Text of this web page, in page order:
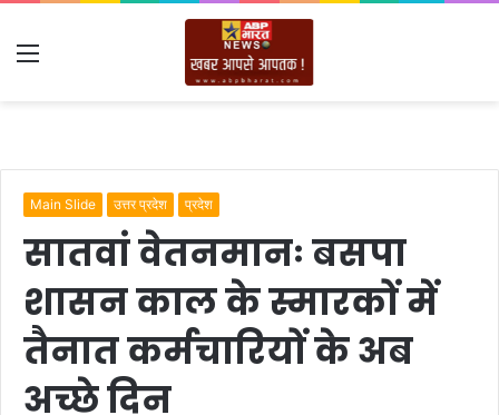
Menu
Main Slide उत्तर प्रदेश प्रदेश
सातवां वेतनमानः बसपा
शासन काल के स्मारकों में
तैनात कर्मचारियों के अब
अच्छे दिन